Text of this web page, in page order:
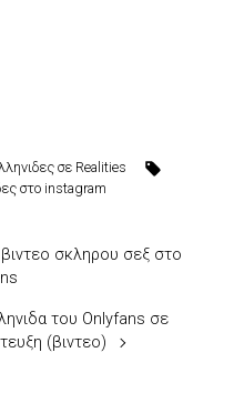
σε Realities
στο instagram
σκληρου σεξ στο
του Onlyfans σε
(βιντεο)